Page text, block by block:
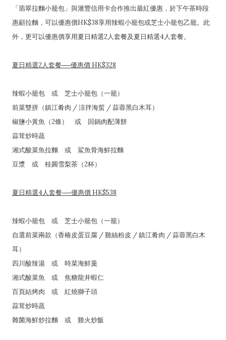
「翡翠拉麵小籠包」與滙豐信用卡合作推出最紅優惠，於下午茶時段
惠顧拉麵，可以優惠價HK$38享用辣蝦小籠包或芝士小籠包乙籠。此
外，更可以優惠價享用夏日精選2人套餐及夏日精選4人套餐。
夏日精選2人套餐──優惠價 HK$328
辣蝦小籠包 或 芝士小籠包（一籠）
前菜雙拼（鎮江肴肉 / 涼拌海蜇 / 蒜蓉黑白木耳）
椒鹽小黃魚（2條） 或 回鍋肉配薄餅
蒜茸炒時蔬
湘式酸菜魚拉麵 或 鯊魚骨海鮮拉麵
豆漿 或 桂圓雪梨茶（2杯）
夏日精選4人套餐──優惠價 HK$538
辣蝦小籠包 或 芝士小籠包（一籠）
自選前菜兩款（香椿皮蛋豆腐 / 雞絲粉皮 / 鎮江肴肉 / 蒜蓉黑白木
耳）
四川酸辣湯 或 時菜海鮮羹
湘式酸菜魚 或 焦糖龍井蝦仁
百頁結烤肉 或 紅燒獅子頭
蒜茸炒時蔬
雜菌海鮮炒拉麵 或 雞火炒飯